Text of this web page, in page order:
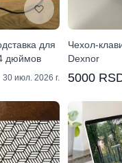
для
дюймов
30 июл. 2026 г.
Чехол-
Dexnor
5000